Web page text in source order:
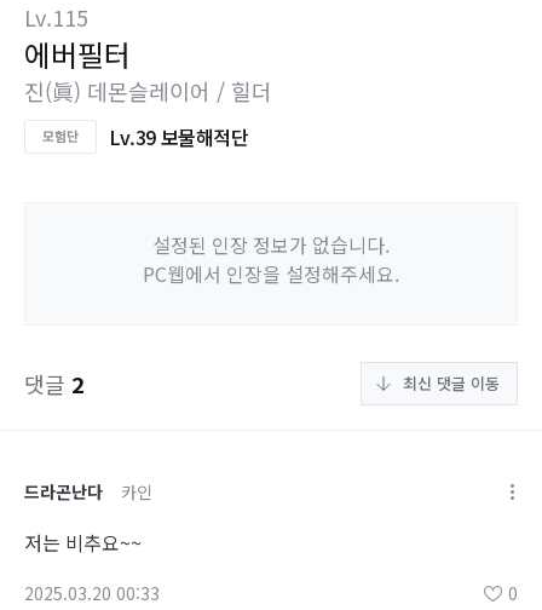
Lv.115
에버필터
진(眞) 데몬슬레이어 / 힐더
Lv.39 보물해적단
설정된 인장 정보가 없습니다.
PC웹에서 인장을 설정해주세요.
댓글 2 최신 댓글 이동
드라곤난다 카인
저는 비추요~~
2025.03.20 00:33 0